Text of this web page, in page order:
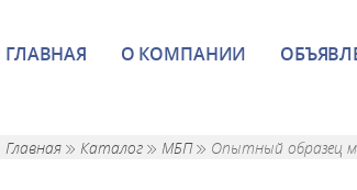
ГЛАВНАЯ О КОМПАНИИ
Главная Каталог МБП Опытный образец